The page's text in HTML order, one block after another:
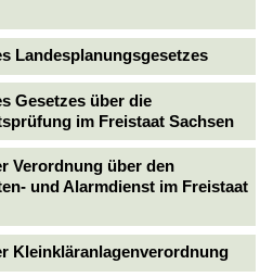
Landesplanungsgesetzes
Gesetzes über die
im Freistaat Sachsen
Verordnung über den
und Alarmdienst im Freistaat
Kleinkläranlagenverordnung